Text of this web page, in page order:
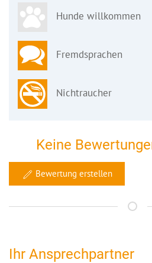
Hunde willkommen
Fremdsprachen
Nichtraucher
Keine
Bewertung erstellen
Ihr Ansprechpartner